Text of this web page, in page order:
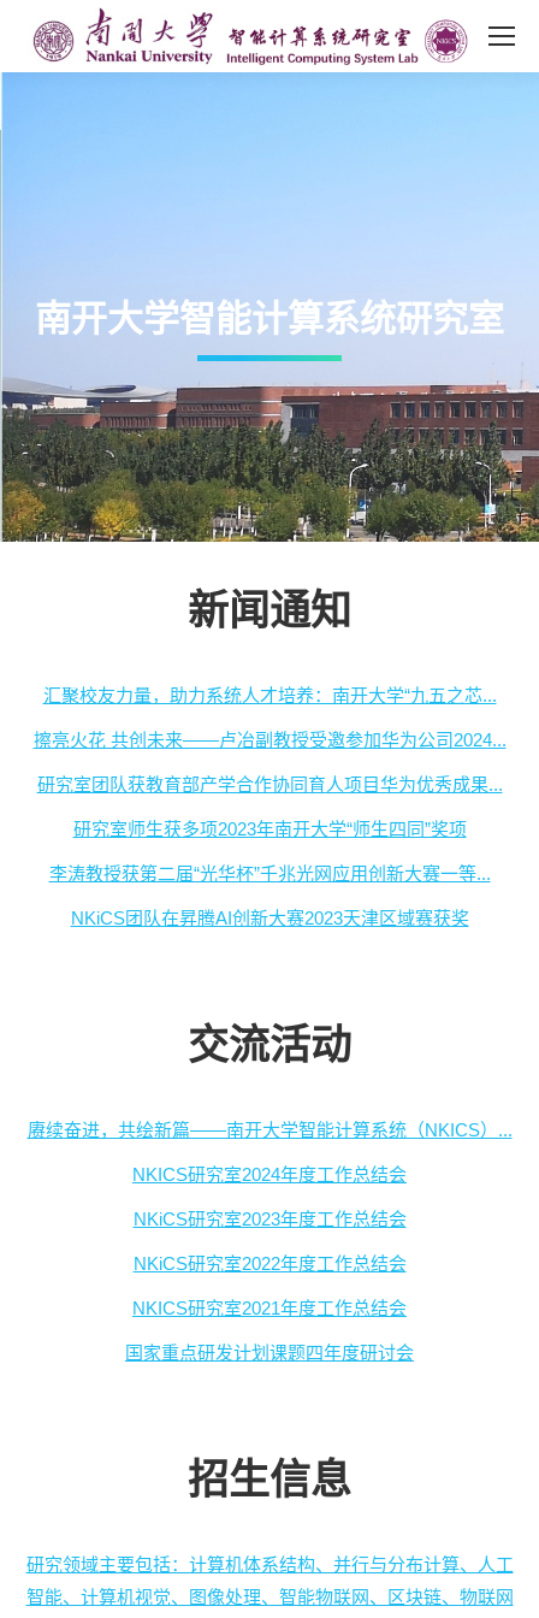
南开大学智能计算系统研究室
新闻通知
汇聚校友力量，助力系统人才培养：南开大学“九五之芯...
擦亮火花 共创未来——卢冶副教授受邀参加华为公司2024...
研究室团队获教育部产学合作协同育人项目华为优秀成果...
研究室师生获多项2023年南开大学“师生四同”奖项
李涛教授获第二届“光华杯”千兆光网应用创新大赛一等...
NKiCS团队在昇腾AI创新大赛2023天津区域赛获奖
交流活动
赓续奋进，共绘新篇——南开大学智能计算系统（NKICS）...
NKICS研究室2024年度工作总结会
​NKiCS研究室2023年度工作总结会
NKiCS研究室2022年度工作总结会
NKICS研究室2021年度工作总结会
国家重点研发计划课题四年度研讨会
招生信息
研究领域主要包括：计算机体系结构、并行与分布计算、人工
智能、计算机视觉、图像处理、智能物联网、区块链、物联网